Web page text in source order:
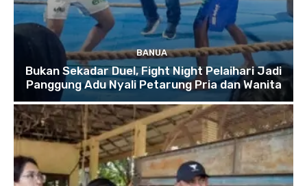
BANUA
Bukan Sekadar Duel, Fight Night Pelaihari Jadi
Panggung Adu Nyali Petarung Pria dan Wanita